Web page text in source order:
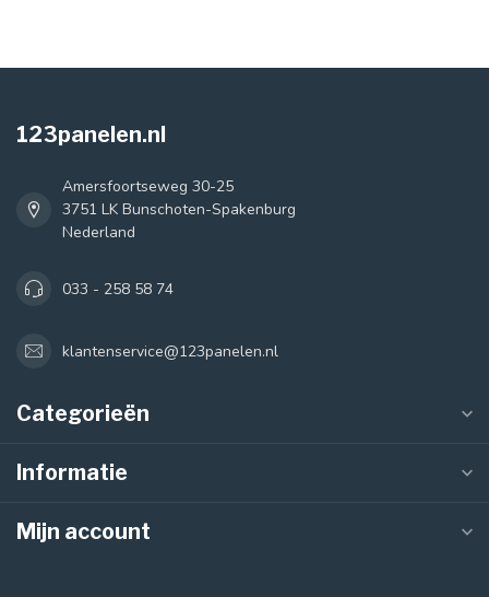
123panelen.nl
Amersfoortseweg 30-25
3751 LK Bunschoten-Spakenburg
Nederland
033 - 258 58 74
klantenservice@123panelen.nl
Categorieën
Informatie
Mijn account